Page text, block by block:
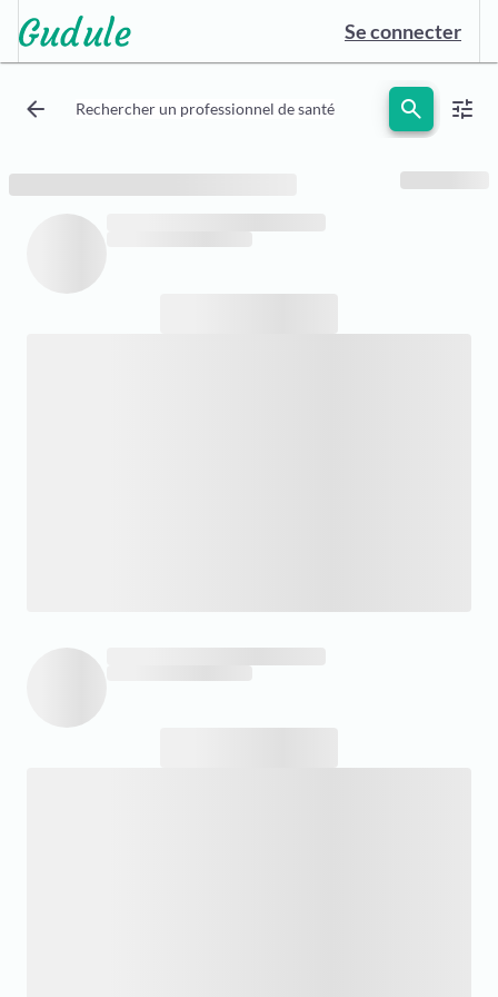
Se connecter
arrow_back Rechercher un professionnel de santé search tune